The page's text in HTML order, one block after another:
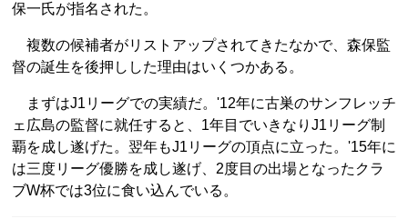
保一氏が指名された。
複数の候補者がリストアップされてきたなかで、森保監
督の誕生を後押しした理由はいくつかある。
まずはJ1リーグでの実績だ。'12年に古巣のサンフレッチ
ェ広島の監督に就任すると、1年目でいきなりJ1リーグ制
覇を成し遂げた。翌年もJ1リーグの頂点に立った。'15年に
は三度リーグ優勝を成し遂げ、2度目の出場となったクラ
ブW杯では3位に食い込んでいる。